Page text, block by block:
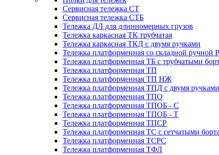
Сервисная тележка СТ
Сервисная тележка СТБ
Тележка ДЛ для длинномерных грузов
Тележка каркасная ТК трубчатая
Тележка каркасная ТКД с двумя ручками
Тележка платформенная со складной ручной
Тележка платформенная ТБ с трубчатыми
Тележка платформенная ТП
Тележка платформенная ТП НЖ
Тележка платформенная ТПД с двумя ручками
Тележка платформенная ТПО
Тележка платформенная ТПОБ - С
Тележка платформенная ТПОБ - Т
Тележка платформенная ТПСР
Тележка платформенная ТС с сетчатыми
Тележка платформенная ТСРС
Тележка платформенная ТФЛ